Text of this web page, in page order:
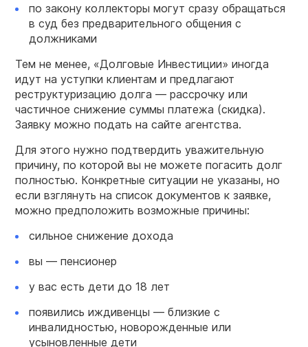
по закону коллекторы могут сразу обращаться
в суд без предварительного общения с
должниками
Тем не менее, «Долговые Инвестиции» иногда
идут на уступки клиентам и предлагают
реструктуризацию долга — рассрочку или
частичное снижение суммы платежа (скидка).
Заявку можно подать на сайте агентства.
Для этого нужно подтвердить уважительную
причину, по которой вы не можете погасить долг
полностью. Конкретные ситуации не указаны, но
если взглянуть на список документов к заявке,
можно предположить возможные причины:
сильное снижение дохода
вы — пенсионер
у вас есть дети до 18 лет
появились иждивенцы — близкие с
инвалидностью, новорожденные или
усыновленные дети